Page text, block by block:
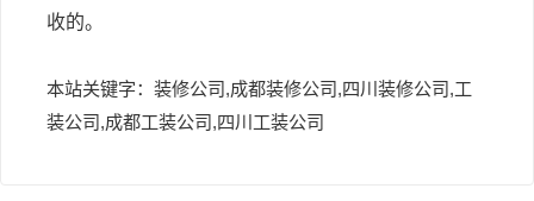
收的。
本站关键字：装修公司,成都装修公司,四川装修公司,工
装公司,成都工装公司,四川工装公司